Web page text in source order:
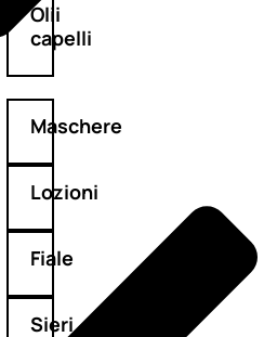
Olii
capelli
Maschere
Lozioni
Fiale
Sieri